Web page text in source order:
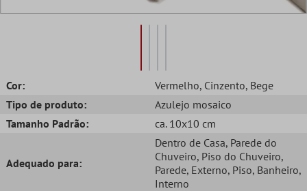
Cor: Vermelho, Cinzento, Bege
Tipo de produto:
Azulejo mosaico
Tamanho Padrão:
ca. 10x10 cm
Adequado para:
Dentro de Casa, Parede do
Chuveiro, Piso do Chuveiro,
Parede, Externo, Piso, Banheiro,
Interno